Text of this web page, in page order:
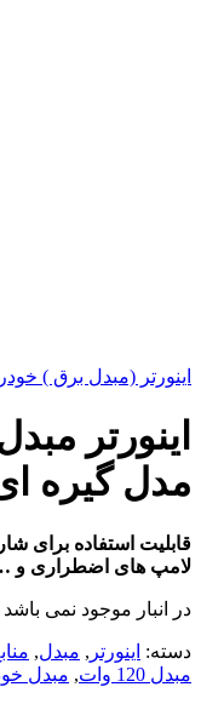
اینورتر (مبدل برق ) خودرو 5000 وات یورونت فول
مدل گیره
قابلیت استفاده برای
لامپ های اضطراری و
در انبار موجود نمی باشد
دسته: اینورتر , مبدل,
مبدل 120 وات
, مبدل